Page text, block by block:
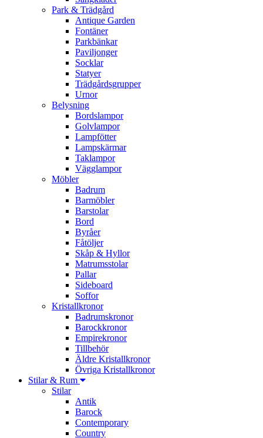
Park & Trädgård
Antique Garden
Fontäner
Parkbänkar
Paviljonger
Socklar
Statyer
Trädgårdsgrupper
Urnor
Belysning
Bordslampor
Golvlampor
Lampfötter
Lampskärmar
Taklampor
Vägglampor
Möbler
Badrum
Barmöbler
Barstolar
Bord
Byråer
Fåtöljer
Skåp & Hyllor
Matrumsstolar
Pallar
Sideboard
Soffor
Kristallkronor
Badrumskronor
Barockkronor
Empirekronor
Tillbehör
Äldre Kristallkronor
Övriga Kristallkronor
Stilar & Rum
Stilar
Antik
Barock
Contemporary
Country